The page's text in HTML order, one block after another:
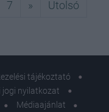
7 » Következő
Utolsó
tájékoztató
jogi nyilatkozat
Médiaajánlat